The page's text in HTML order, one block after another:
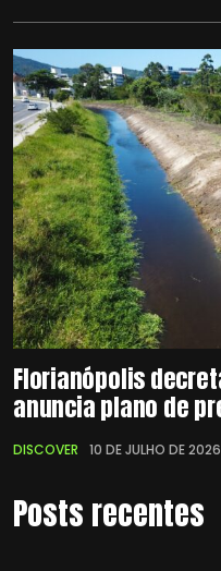
Florianópolis
anuncia plano de
DISCOVER 10 DE JULHO DE 2026
Posts recentes